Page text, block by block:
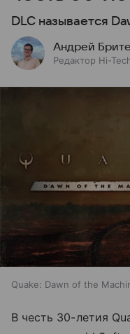
DLC называется
Андрей
Редактор Hi-
Quake: Dawn of the
В честь 30-летия